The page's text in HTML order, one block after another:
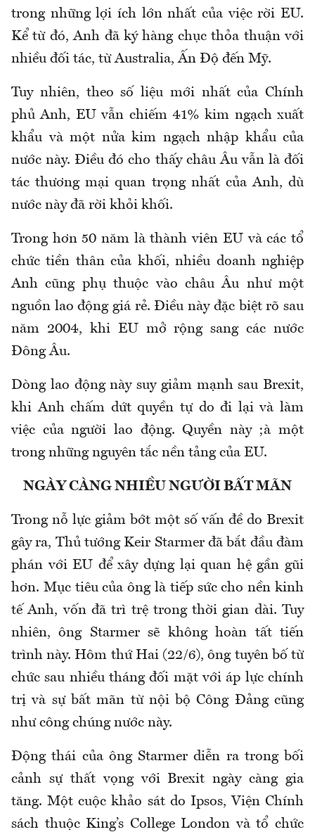
trong những lợi ích lớn nhất của việc rời EU.
Kể từ đó, Anh đã ký hàng chục thỏa thuận với
nhiều đối tác, từ Australia, Ấn Độ đến Mỹ.
Tuy nhiên, theo số liệu mới nhất của Chính
phủ Anh, EU vẫn chiếm 41% kim ngạch xuất
khẩu và một nửa kim ngạch nhập khẩu của
nước này. Điều đó cho thấy châu Âu vẫn là đối
tác thương mại quan trọng nhất của Anh, dù
nước này đã rời khỏi khối.
Trong hơn 50 năm là thành viên EU và các tổ
chức tiền thân của khối, nhiều doanh nghiệp
Anh cũng phụ thuộc vào châu Âu như một
nguồn lao động giá rẻ. Điều này đặc biệt rõ sau
năm 2004, khi EU mở rộng sang các nước
Đông Âu.
Dòng lao động này suy giảm mạnh sau Brexit,
khi Anh chấm dứt quyền tự do đi lại và làm
việc của người lao động. Quyền này ;à một
trong những nguyên tắc nền tảng của EU.
NGÀY CÀNG NHIỀU NGƯỜI BẤT MÃN
Trong nỗ lực giảm bớt một số vấn đề do Brexit
gây ra, Thủ tướng Keir Starmer đã bắt đầu đàm
phán với EU để xây dựng lại quan hệ gần gũi
hơn. Mục tiêu của ông là tiếp sức cho nền kinh
tế Anh, vốn đã trì trệ trong thời gian dài. Tuy
nhiên, ông Starmer sẽ không hoàn tất tiến
trình này. Hôm thứ Hai (22/6), ông tuyên bố từ
chức sau nhiều tháng đối mặt với áp lực chính
trị và sự bất mãn từ nội bộ Công Đảng cũng
như công chúng nước này.
Động thái của ông Starmer diễn ra trong bối
cảnh sự thất vọng với Brexit ngày càng gia
tăng. Một cuộc khảo sát do Ipsos, Viện Chính
sách thuộc King’s College London và tổ chức